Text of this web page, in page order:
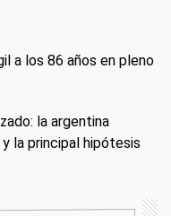
a los 86 años en pleno
la argentina
la principal hipótesis